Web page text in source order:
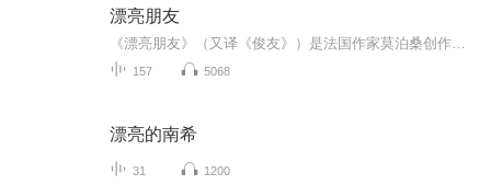
漂亮朋友
157 5068
漂亮的南希
31 1200